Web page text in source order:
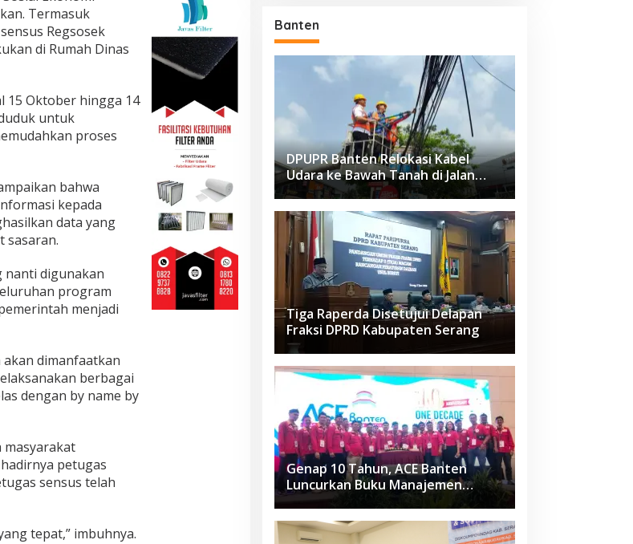
Termasuk
Regsosek
di Rumah Dinas
15 Oktober hingga 14
untuk
proses
bahwa
kepada
data yang
sasaran.
nanti digunakan
program
menjadi
dimanfaatkan
berbagai
dengan by name by
masyarakat
petugas
sensus telah
tepat,” imbuhnya.
Banten
DPUPR Banten Relokasi Kabel
Udara ke Bawah Tanah di Jalan
Raden Fatah Ciledug
Tiga Raperda Disetujui Delapan
Fraksi DPRD Kabupaten Serang
Genap 10 Tahun, ACE Banten
Luncurkan Buku Manajemen
Fasilitas